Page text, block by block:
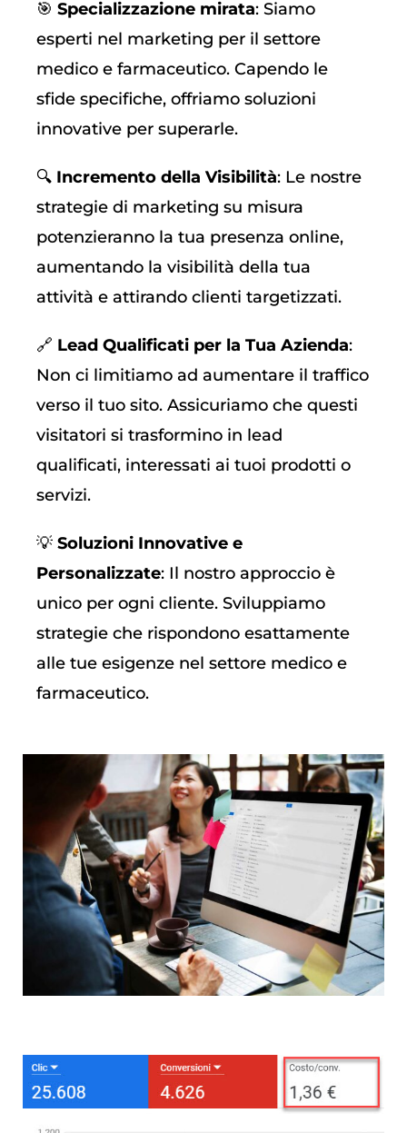
🎯 Specializzazione mirata: Siamo
esperti nel marketing per il settore
medico e farmaceutico. Capendo le
sfide specifiche, offriamo soluzioni
innovative per superarle.
🔍 Incremento della Visibilità: Le nostre
strategie di marketing su misura
potenzieranno la tua presenza online,
aumentando la visibilità della tua
attività e attirando clienti targetizzati.
🔗 Lead Qualificati per la Tua Azienda:
Non ci limitiamo ad aumentare il traffico
verso il tuo sito. Assicuriamo che questi
visitatori si trasformino in lead
qualificati, interessati ai tuoi prodotti o
servizi.
💡 Soluzioni Innovative e
Personalizzate: Il nostro approccio è
unico per ogni cliente. Sviluppiamo
strategie che rispondono esattamente
alle tue esigenze nel settore medico e
farmaceutico.